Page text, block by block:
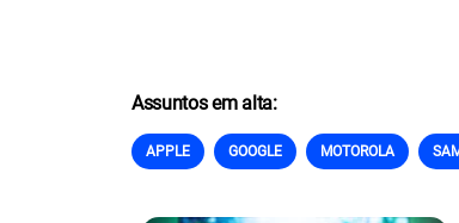
Assuntos em alta:
APPLE GOOGLE MOTOROLA